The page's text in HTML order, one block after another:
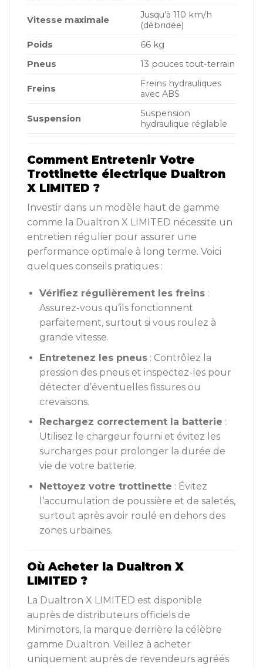
Vitesse maximale
Jusqu’à 110 km/h
(débridée)
Poids
66 kg
Pneus
13 pouces tout-terrain
Freins
Freins hydrauliques
avec ABS
Suspension
Suspension
hydraulique réglable
Comment Entretenir Votre
Trottinette électrique Dualtron
X LIMITED ?
Investir dans un modèle haut de gamme
comme la Dualtron X LIMITED nécessite un
entretien régulier pour assurer une
performance optimale à long terme. Voici
quelques conseils pratiques :
Vérifiez régulièrement les freins:
Assurez-vous qu’ils fonctionnent
parfaitement, surtout si vous roulez à
grande vitesse.
Entretenez les pneus: Contrôlez la
pression des pneus et inspectez-les pour
détecter d’éventuelles fissures ou
crevaisons.
Rechargez correctement la batterie :
Utilisez le chargeur fourni et évitez les
surcharges pour prolonger la durée de
vie de votre batterie.
Nettoyez votre trottinette : Évitez
l’accumulation de poussière et de saletés,
surtout après avoir roulé en dehors des
zones urbaines.
Où Acheter la Dualtron X
LIMITED ?
La Dualtron X LIMITED est disponible
auprès de distributeurs officiels de
Minimotors, la marque derrière la célèbre
gamme Dualtron. Veillez à acheter
uniquement auprès de revendeurs agréés